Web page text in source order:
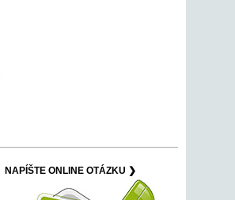
NAPÍŠTE ONLINE OTÁZKU ❯